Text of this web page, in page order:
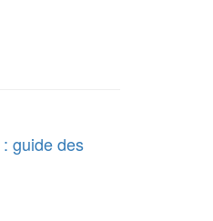
: guide des